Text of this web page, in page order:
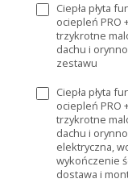
Ciepła płyta
ociepleń PRO
trzykrotne
dachu i
zestawu
Ciepła płyta
ociepleń PRO
trzykrotne
dachu i
elektryczna,
wykończenie
dostawa i